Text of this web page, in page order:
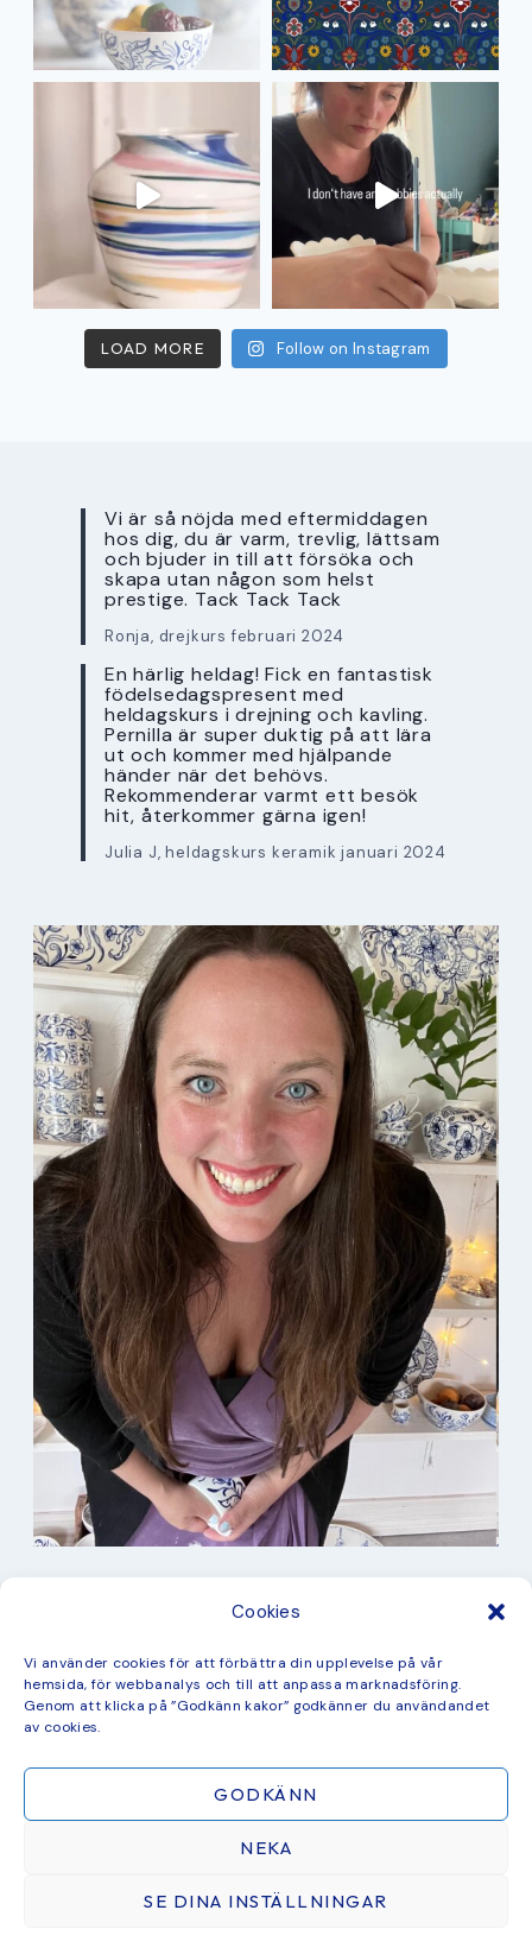
Cookies
Vi använder cookies för att förbättra din upplevelse på vår
hemsida, för webbanalys och till att anpassa marknadsföring.
Genom att klicka på ”Godkänn kakor” godkänner du användandet
av cookies.
GODKÄNN
NEKA
SE DINA INSTÄLLNINGAR
LOAD MORE Follow on Instagram
Vi är så nöjda med eftermiddagen
hos dig, du är varm, trevlig, lättsam
och bjuder in till att försöka och
skapa utan någon som helst
prestige. Tack Tack Tack
Ronja, drejkurs februari 2024
En härlig heldag! Fick en fantastisk
födelsedagspresent med
heldagskurs i drejning och kavling.
Pernilla är super duktig på att lära
ut och kommer med hjälpande
händer när det behövs.
Rekommenderar varmt ett besök
hit, återkommer gärna igen!
Julia J, heldagskurs keramik januari 2024
Kurser
Måleri
mina favorit recept
Mönster
ÅTERFÖRSÄLJARE & SAMARBETEN